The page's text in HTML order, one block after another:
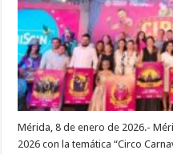
Mérida, 8 de enero de 2026.-
2026 con la temática “Circo